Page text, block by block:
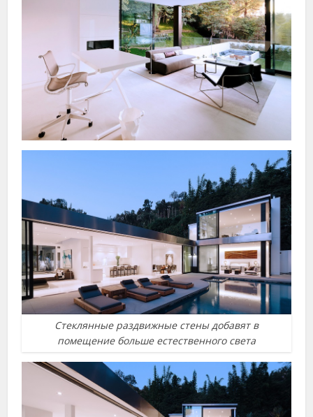
Стеклянные раздвижные стены добавят в
помещение больше естественного света